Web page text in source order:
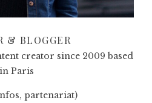
& BLOGGER
creator since 2009 based
in Paris
partenariat)